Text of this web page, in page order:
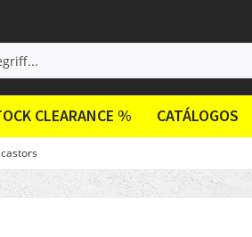
CLEARANCE % CATÁLOGOS